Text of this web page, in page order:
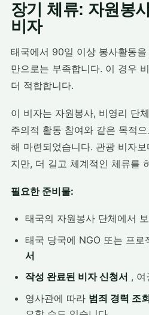
장기 체류: 자원봉
비자
태국에서 90일 이상 봉사활동
만으로는 부족합니다. 이 경우
더 적합합니다.
이 비자는 자원봉사, 비영리 단
주의적 활동 참여와 같은 목적
해 마련되었습니다. 관광 비자
지만, 더 길고 체계적인 체류를
필요한 준비물:
태국의 자원봉사 단체에서
태국 당국에 NGO 또는 프로
서
작성 완료된 비자 신청서 , 여
영사관에 따라 범죄 경력 조